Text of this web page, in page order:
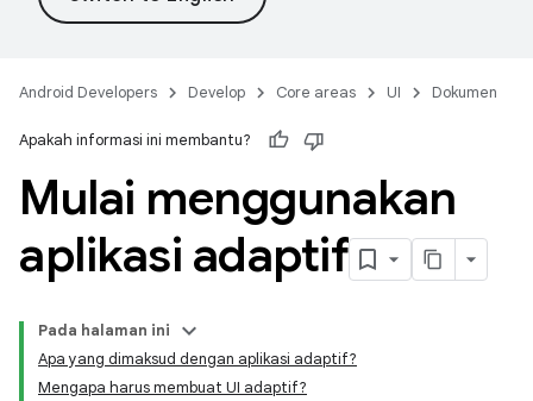
Android Developers Develop Core areas UI Dokumen
Apakah informasi ini membantu?
Mulai menggunakan
aplikasi adaptif
Pada halaman ini
Apa yang dimaksud dengan aplikasi adaptif?
Mengapa harus membuat UI adaptif?